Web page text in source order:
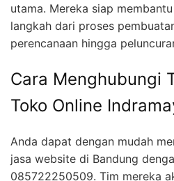
utama. Mereka siap
langkah dari proses
perencanaan hingga
Cara Menghubungi
Toko Online
Anda dapat dengan mudah
jasa website di Bandung
085722250509. Tim mereka